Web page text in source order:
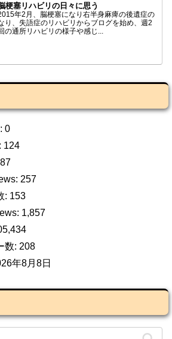
梗塞リハビリの日々に思う
年2月、脳梗塞になり右半身麻痺の後遺症の
り、失語症のリハビリからブログを始め、週2
の通所リハビリの様子や感じ...
0
124
87
257
: 153
1,857
数: 208
年8月8日